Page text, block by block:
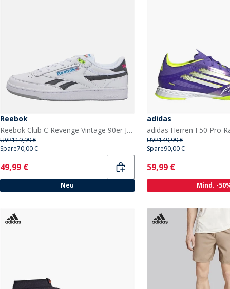
Reebok
Reebok Club C Revenge Vintage 90er Jahre Tennis Turnschuhe Weiß/Weiß/Schwarz
UVP119,99 €
Spare70,00 €
Current
49,99 €
Neu
adidas
UVP149,99 €
Spare90,00 €
Current
59,99 €
Mind. -